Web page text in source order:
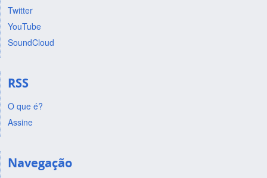
Twitter
YouTube
SoundCloud
RSS
O que é?
Assine
Navegação